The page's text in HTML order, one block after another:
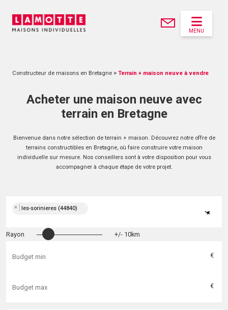
MENU
Constructeur de maisons en Bretagne > Terrain + maison neuve à vendre
Acheter une maison neuve avec
terrain en Bretagne
Bienvenue dans notre sélection de terrain + maison. Découvrez notre offre de
terrains constructibles en Bretagne, où faire construire votre maison
individuelle sur mesure. Nos conseillers sont à votre disposition pour vous
accompagner à chaque étape de votre projet.
×
× les-sorinieres (44840)
Rayon +/- 10km
€
€